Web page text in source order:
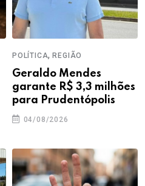
POLÍTICA,REGIÃO
Geraldo Mendes
garante R$ 3,3 milhões
para Prudentópolis
04/08/2026